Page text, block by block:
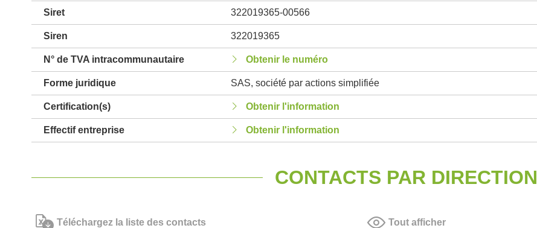
Siret 322019365-00566
Siren 322019365
N° de TVA intracommunautaire Obtenir le numéro
Forme juridique SAS, société par actions simplifiée
Certification(s) Obtenir l'information
Effectif entreprise Obtenir l'information
CONTACTS PAR DIRECTION
Téléchargez la liste des contacts Tout afficher